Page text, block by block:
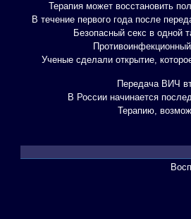
Терапия может восстановить
В течение первого года после
Безопасный секс в одной
Ученые сделали открытие,
Передача ВИЧ
В России начинается
Терапию,